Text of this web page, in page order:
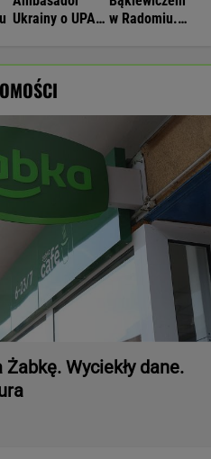
Ukrainy o UPA.
aktów"
w Radomiu.
Wyciekły dane.